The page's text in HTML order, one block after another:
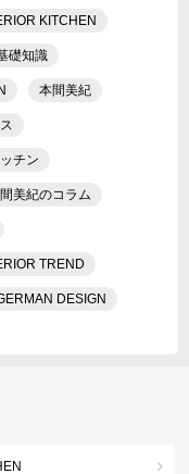
KITCHEN
礎知識
本間美紀
チン
美紀のコラム
TREND
DESIGN